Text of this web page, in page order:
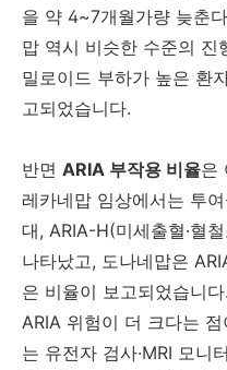
을 약 4~7개월가량 늦춘
맙 역시 비슷한 수준의 진
밀로이드 부하가 높은 환
고되었습니다.
반면 ARIA 부작용 비율은
레카네맙 임상에서는 투
대, ARIA-H(미세출혈·혈
나타났고, 도나네맙은
은 비율이 보고되었습니
ARIA 위험이 더 크다는
는 유전자 검사·MRI 모니